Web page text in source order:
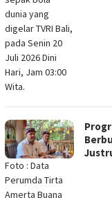
dunia yang
digelar TVRI Bali,
pada Senin 20
Juli 2026 Dini
Hari, Jam 03:00
Wita.
Foto : Data
Perumda Tirta
Amerta Buana